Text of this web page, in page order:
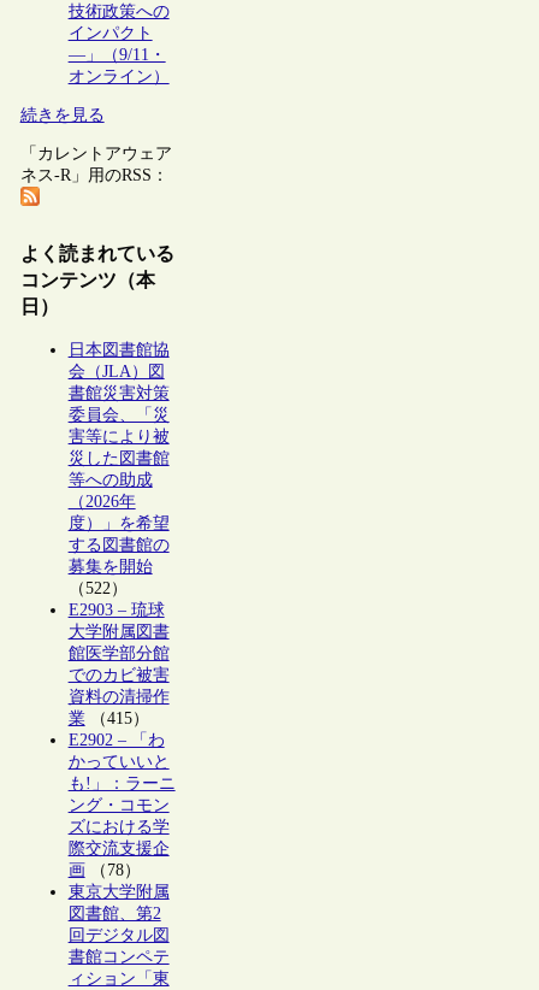
技術政策への
インパクト
―」（9/11・
オンライン）
続きを見る
「カレントアウェア
ネス-R」用のRSS：
よく読まれている
コンテンツ（本
日）
日本図書館協
会（JLA）図
書館災害対策
委員会、「災
害等により被
災した図書館
等への助成
（2026年
度）」を希望
する図書館の
募集を開始
（522）
E2903 – 琉球
大学附属図書
館医学部分館
でのカビ被害
資料の清掃作
業（415）
E2902 – 「わ
かっていいと
も!」：ラーニ
ング・コモン
ズにおける学
際交流支援企
画 （78）
東京大学附属
図書館、第2
回デジタル図
書館コンペテ
ィション「東